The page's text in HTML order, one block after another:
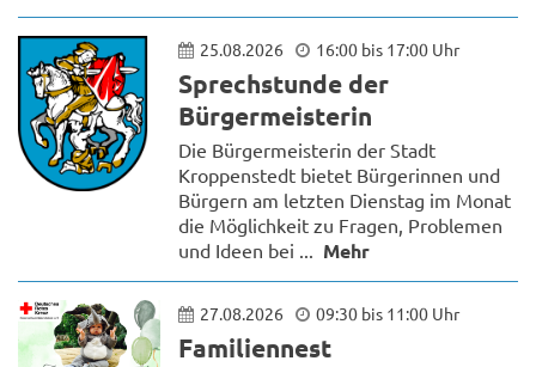
25.08.2026 16:00 bis 17:00 Uhr
Sprechstunde der
Bürgermeisterin
Die Bürgermeisterin der Stadt
Kroppenstedt bietet Bürgerinnen und
Bürgern am letzten Dienstag im Monat
die Möglichkeit zu Fragen, Problemen
und Ideen bei ... Mehr
27.08.2026 09:30 bis 11:00 Uhr
Familiennest